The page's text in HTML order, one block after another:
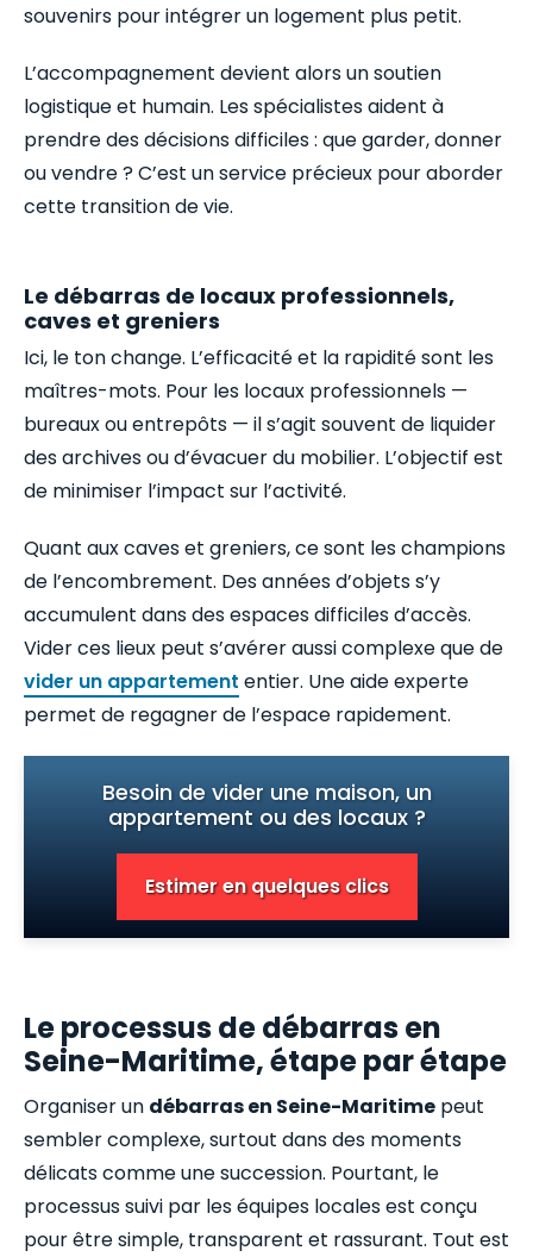
souvenirs pour intégrer un logement plus petit.
L’accompagnement devient alors un soutien
logistique et humain. Les spécialistes aident à
prendre des décisions difficiles : que garder, donner
ou vendre ? C’est un service précieux pour aborder
cette transition de vie.
Le débarras de locaux professionnels,
caves et greniers
Ici, le ton change. L’efficacité et la rapidité sont les
maîtres-mots. Pour les locaux professionnels —
bureaux ou entrepôts — il s’agit souvent de liquider
des archives ou d’évacuer du mobilier. L’objectif est
de minimiser l’impact sur l’activité.
Quant aux caves et greniers, ce sont les champions
de l’encombrement. Des années d’objets s’y
accumulent dans des espaces difficiles d’accès.
Vider ces lieux peut s’avérer aussi complexe que de
vider un appartement entier. Une aide experte
permet de regagner de l’espace rapidement.
Besoin de vider une maison, un
appartement ou des locaux ?
Estimer en quelques clics
Le processus de débarras en
Seine-Maritime, étape par étape
Organiser un débarras en Seine-Maritime peut
sembler complexe, surtout dans des moments
délicats comme une succession. Pourtant, le
processus suivi par les équipes locales est conçu
pour être simple, transparent et rassurant. Tout est